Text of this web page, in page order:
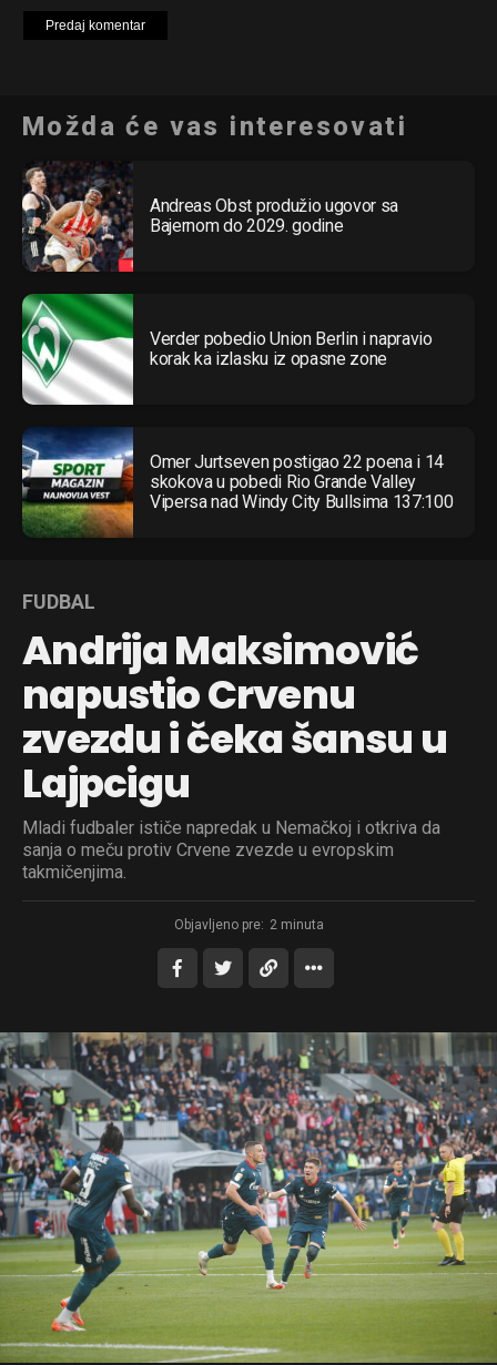
Možda će vas interesovati
Andreas Obst produžio ugovor sa
Bajernom do 2029. godine
Verder pobedio Union Berlin i napravio
korak ka izlasku iz opasne zone
Omer Jurtseven postigao 22 poena i 14
skokova u pobedi Rio Grande Valley
Vipersa nad Windy City Bullsima 137:100
FUDBAL
Andrija Maksimović
napustio Crvenu
zvezdu i čeka šansu u
Lajpcigu
Mladi fudbaler ističe napredak u Nemačkoj i otkriva da
sanja o meču protiv Crvene zvezde u evropskim
takmičenjima.
Objavljeno pre: 2 minuta